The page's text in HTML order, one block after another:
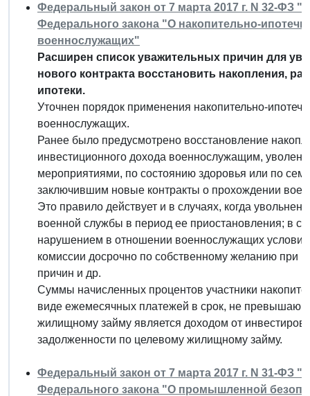
Федеральный закон от 7 марта 2017 г. N 32-ФЗ
Федерального закона "О накопительно-
военнослужащих"
Расширен список уважительных причин для
нового контракта восстановить накопления,
ипотеки.
Уточнен порядок применения накопительно-
военнослужащих.
Ранее было предусмотрено восстановление
инвестиционного дохода военнослужащим,
мероприятиями, по состоянию здоровья или по
заключившим новые контракты о прохождении
Это правило действует и в случаях, когда
военной службы в период ее приостановления; в
нарушением в отношении военнослужащих условий
комиссии досрочно по собственному желанию при
причин и др.
Суммы начисленных процентов участники
виде ежемесячных платежей в срок, не
жилищному займу является доходом от
задолженности по целевому жилищному займу.
Федеральный закон от 7 марта 2017 г. N 31-ФЗ
Федерального закона "О промышленной